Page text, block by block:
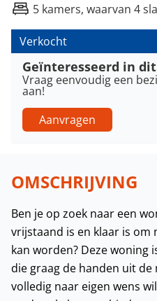
5 kamers, waarvan 4
Verkocht
Geïnteresseerd in
Vraag eenvoudig een
aan!
Aanvragen
OMSCHRIJVING
Ben je op zoek naar een
vrijstaand is en klaar is
kan worden? Deze woning
die graag de handen uit
volledig naar eigen wens